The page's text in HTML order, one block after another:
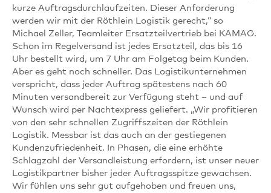
kurze Auftragsdurchlaufzeiten. Dieser Anforderung
werden wir mit der Röthlein Logistik gerecht,“ so
Michael Zeller, Teamleiter Ersatzteilvertrieb bei KAMAG.
Schon im Regelversand ist jedes Ersatzteil, das bis 16
Uhr bestellt wird, um 7 Uhr am Folgetag beim Kunden.
Aber es geht noch schneller. Das Logistikunternehmen
verspricht, dass jeder Auftrag spätestens nach 60
Minuten versandbereit zur Verfügung steht – und auf
Wunsch wird per Nachtexpress geliefert. „Wir profitieren
von den sehr schnellen Zugriffszeiten der Röthlein
Logistik. Messbar ist das auch an der gestiegenen
Kundenzufriedenheit. In Phasen, die eine erhöhte
Schlagzahl der Versandleistung erfordern, ist unser neuer
Logistikpartner bisher jeder Auftragsspitze gewachsen.
Wir fühlen uns sehr gut aufgehoben und freuen uns,